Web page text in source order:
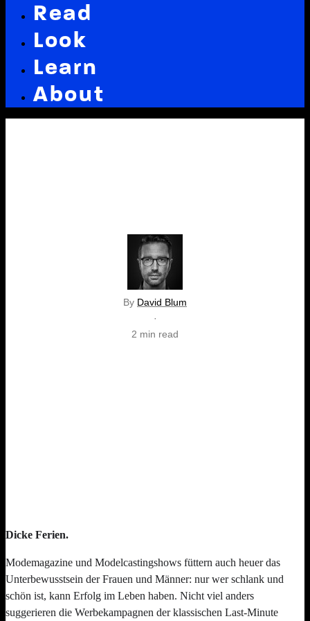
Read
Look
Learn
About
By David Blum
·
2 min read
Dicke Ferien.
Modemagazine und Modelcastingshows füttern auch heuer das
Unterbewusstsein der Frauen und Männer: nur wer schlank und
schön ist, kann Erfolg im Leben haben. Nicht viel anders
suggerieren die Werbekampagnen der klassischen Last-Minute